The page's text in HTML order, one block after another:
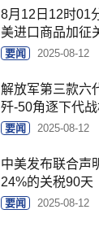
8月12日12时01
美进口商品加征
要闻 2025-08-12
解放军第三款六
歼-50角逐下代
要闻 2025-08-12
中美发布联合声
24%的关税90天
要闻 2025-08-12